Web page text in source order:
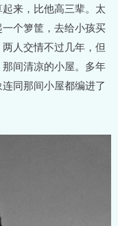
来，比他高三辈。太
个箩筐，去给小孩买
人交情不过几年，但
间清凉的小屋。多年
同那间小屋都编进了